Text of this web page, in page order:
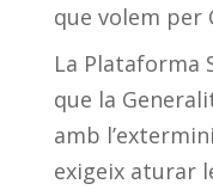
que volem per
La Plataforma
que la
amb
exigeix aturar